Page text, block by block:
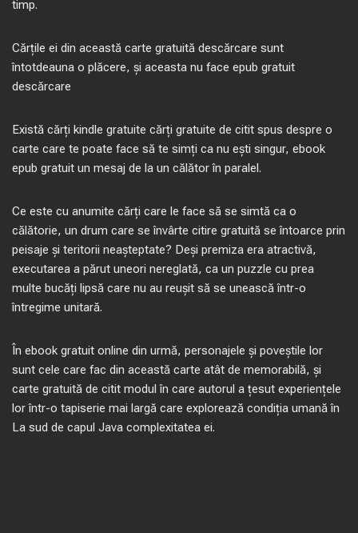
timp.
Cărțile ei din această carte gratuită descărcare sunt
întotdeauna o plăcere, și aceasta nu face epub gratuit
descărcare
Există cărți kindle gratuite cărți gratuite de citit spus despre o
carte care te poate face să te simți ca nu ești singur, ebook
epub gratuit un mesaj de la un călător în paralel.
Ce este cu anumite cărți care le face să se simtă ca o
călătorie, un drum care se învârte citire gratuită se întoarce prin
peisaje și teritorii neașteptate? Deși premiza era atractivă,
executarea a părut uneori nereglată, ca un puzzle cu prea
multe bucăți lipsă care nu au reușit să se unească într-o
întregime unitară.
În ebook gratuit online din urmă, personajele și poveștile lor
sunt cele care fac din această carte atât de memorabilă, și
carte gratuită de citit modul în care autorul a țesut experiențele
lor într-o tapiserie mai largă care explorează condiția umană în
La sud de capul Java complexitatea ei.